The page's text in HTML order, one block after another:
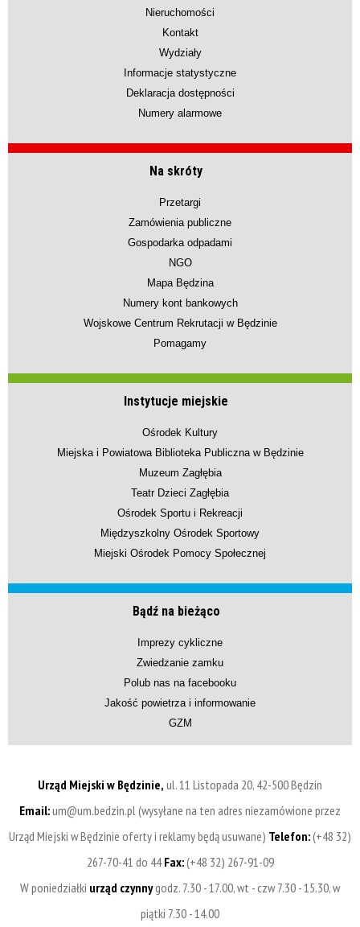
Nieruchomości
Kontakt
Wydziały
Informacje statystyczne
Deklaracja dostępności
Numery alarmowe
Na skróty
Przetargi
Zamówienia publiczne
Gospodarka odpadami
NGO
Mapa Będzina
Numery kont bankowych
Wojskowe Centrum Rekrutacji w Będzinie
Pomagamy
Instytucje miejskie
Ośrodek Kultury
Miejska i Powiatowa Biblioteka Publiczna w Będzinie
Muzeum Zagłębia
Teatr Dzieci Zagłębia
Ośrodek Sportu i Rekreacji
Międzyszkolny Ośrodek Sportowy
Miejski Ośrodek Pomocy Społecznej
Bądź na bieżąco
Imprezy cykliczne
Zwiedzanie zamku
Polub nas na facebooku
Jakość powietrza i informowanie
GZM
Urząd Miejski w Będzinie, ul. 11 Listopada 20, 42-500 Będzin
Email:um@um.bedzin.pl (wysyłane na ten adres niezamówione przez
Urząd Miejski w Będzinie oferty i reklamy będą usuwane) Telefon:(+48 32)
267-70-41 do 44Fax:(+48 32) 267-91-09
W poniedziałki urząd czynnygodz. 7.30 - 17.00, wt - czw 7.30 - 15.30, w
piątki 7.30 - 14.00